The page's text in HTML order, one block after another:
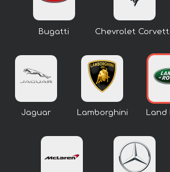
Bugatti Chevrolet
Jaguar Lamborghini Land